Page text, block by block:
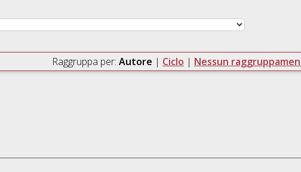
Raggruppa per: Autore | Ciclo | Nessun